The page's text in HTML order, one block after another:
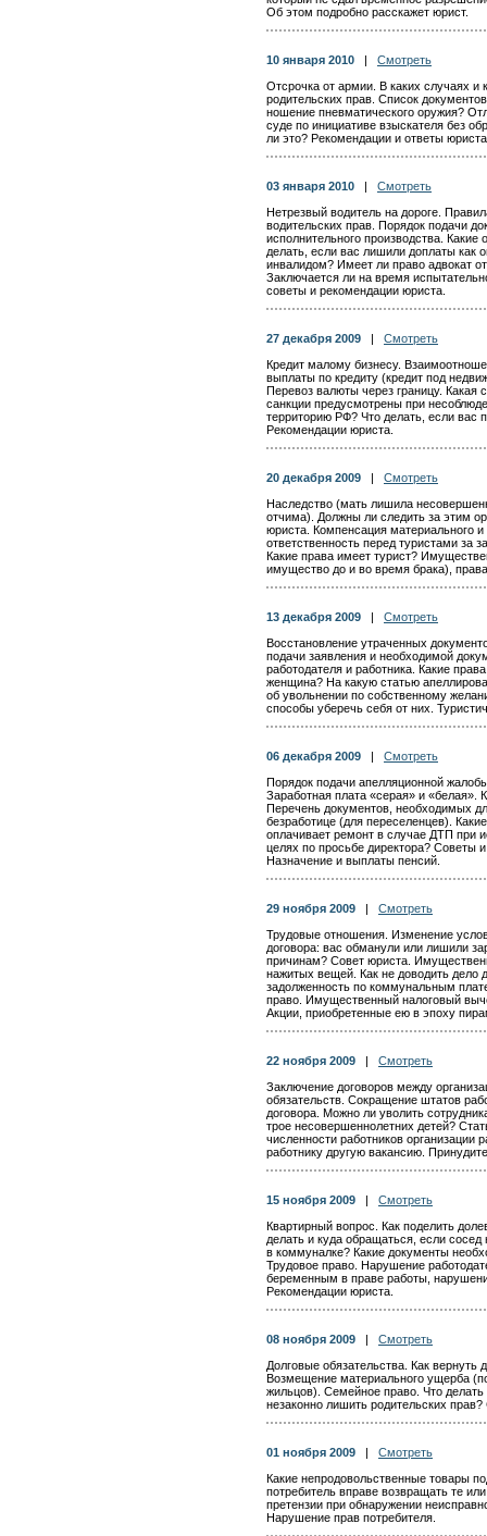
Об этом подробно расскажет юрист.
10 января 2010
Смотреть
Отсрочка от армии. В каких случаях и
родительских прав. Список
ношение пневматического оружия?
суде по инициативе взыскателя без
ли это? Рекомендации и ответы
03 января 2010
Смотреть
Нетрезвый водитель на дороге.
водительских прав. Порядок подачи
исполнительного производства.
делать, если вас лишили доплаты как
инвалидом? Имеет ли право адвокат
Заключается ли на время
советы и рекомендации юриста.
27 декабря 2009
Смотреть
Кредит малому бизнесу.
выплаты по кредиту (кредит под
Перевоз валюты через границу.
санкции предусмотрены при
территорию РФ? Что делать, если вас
Рекомендации юриста.
20 декабря 2009
Смотреть
Наследство (мать лишила
отчима). Должны ли следить за этим
юриста. Компенсация материального
ответственность перед туристами за
Какие права имеет турист?
имущество до и во время брака),
13 декабря 2009
Смотреть
Восстановление утраченных
подачи заявления и необходимой
работодателя и работника. Какие
женщина? На какую статью
об увольнении по собственному
способы уберечь себя от них.
06 декабря 2009
Смотреть
Порядок подачи апелляционной
Заработная плата «серая» и «белая».
Перечень документов, необходимых
безработице (для переселенцев).
оплачивает ремонт в случае ДТП при
целях по просьбе директора? Советы
Назначение и выплаты пенсий.
29 ноября 2009
Смотреть
Трудовые отношения. Изменение
договора: вас обманули или лишили
причинам? Совет юриста.
нажитых вещей. Как не доводить дело
задолженность по коммунальным
право. Имущественный налоговый
Акции, приобретенные ею в эпоху
22 ноября 2009
Смотреть
Заключение договоров между
обязательств. Сокращение штатов
договора. Можно ли уволить
трое несовершеннолетних детей?
численности работников организации
работнику другую вакансию.
15 ноября 2009
Смотреть
Квартирный вопрос. Как поделить
делать и куда обращаться, если
в коммуналке? Какие документы
Трудовое право. Нарушение
беременным в праве работы,
Рекомендации юриста.
08 ноября 2009
Смотреть
Долговые обязательства. Как
Возмещение материального ущерба
жильцов). Семейное право. Что
незаконно лишить родительских
01 ноября 2009
Смотреть
Какие непродовольственные товары
потребитель вправе возвращать те
претензии при обнаружении
Нарушение прав потребителя.